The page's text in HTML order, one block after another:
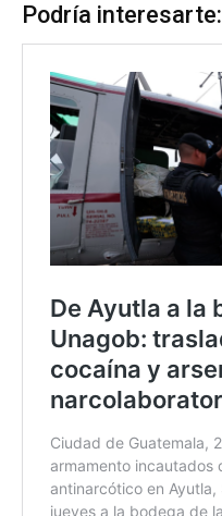
Podría interesarte: